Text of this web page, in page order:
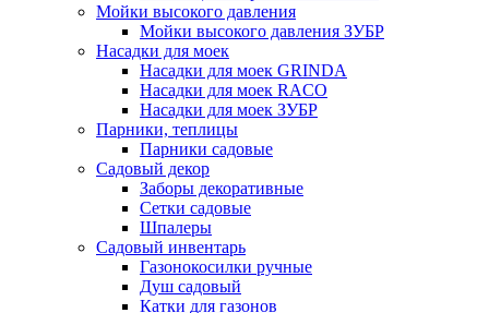
Мойки высокого давления
Мойки высокого давления ЗУБР
Насадки для моек
Насадки для моек GRINDA
Насадки для моек RACO
Насадки для моек ЗУБР
Парники, теплицы
Парники садовые
Садовый декор
Заборы декоративные
Сетки садовые
Шпалеры
Садовый инвентарь
Газонокосилки ручные
Душ садовый
Катки для газонов